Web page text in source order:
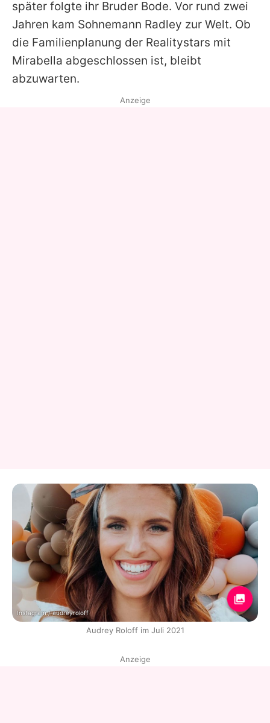
später folgte ihr Bruder Bode. Vor rund zwei
Jahren kam Sohnemann Radley zur Welt. Ob
die Familienplanung der Realitystars mit
Mirabella abgeschlossen ist, bleibt
abzuwarten.
Anzeige
Instagram / audreyroloff
Audrey Roloff im Juli 2021
Anzeige